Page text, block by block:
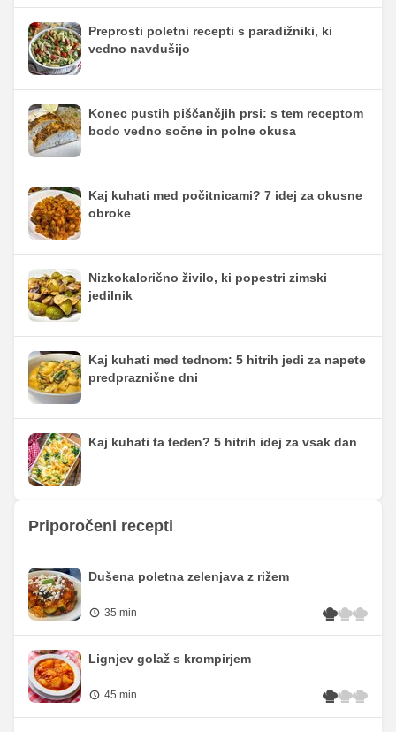
Preprosti poletni recepti s paradižniki, ki
vedno navdušijo
Konec pustih piščančjih prsi: s tem receptom
bodo vedno sočne in polne okusa
Kaj kuhati med počitnicami? 7 idej za okusne
obroke
Nizkokalorično živilo, ki popestri zimski
jedilnik
Kaj kuhati med tednom: 5 hitrih jedi za napete
predpraznične dni
Kaj kuhati ta teden? 5 hitrih idej za vsak dan
Priporočeni recepti
Dušena poletna zelenjava z rižem
35 min
Lignjev golaž s krompirjem
45 min